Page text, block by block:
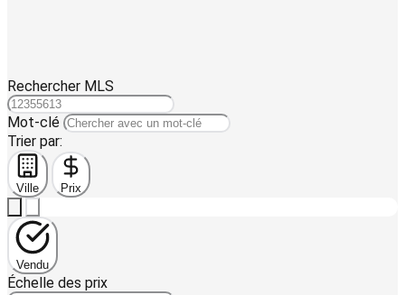
Rechercher MLS
Mot-clé
Trier par:
Ville Prix
Vendu
Échelle des prix